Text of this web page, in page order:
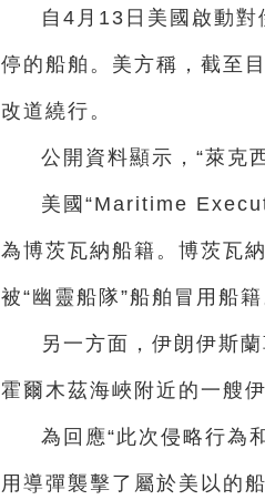
自4月13日美國啟動對
停的船舶。美方稱，截至
改道繞行。
公開資料顯示，“萊克
美國“Maritime
為博茨瓦納船籍。博茨瓦
被“幽靈船隊”船舶冒用船籍
另一方面，伊朗伊斯
霍爾木茲海峽附近的一艘
為回應“此次侵略行為
用導彈襲擊了屬於美以的船